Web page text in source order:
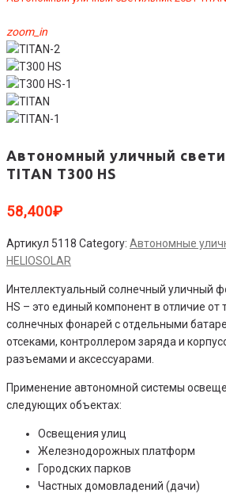
zoom_in
Автономный уличный
TITAN T300 HS
58,400₽
Артикул 5118 Category: Автономные
HELIOSOLAR
Интеллектуальный солнечный уличный
HS – это единый компонент в отличие
солнечных фонарей с отдельными
отсеками, контроллером заряда и
разъемами и аксессуарами.
Применение автономной системы
следующих объектах:
Освещения улиц
Железнодорожных платформ
Городских парков
Частных домовладений (дачи)